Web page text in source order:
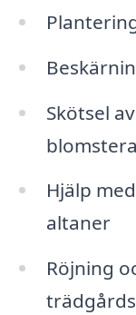
Skötsel
Hjälp
altaner
Röjning